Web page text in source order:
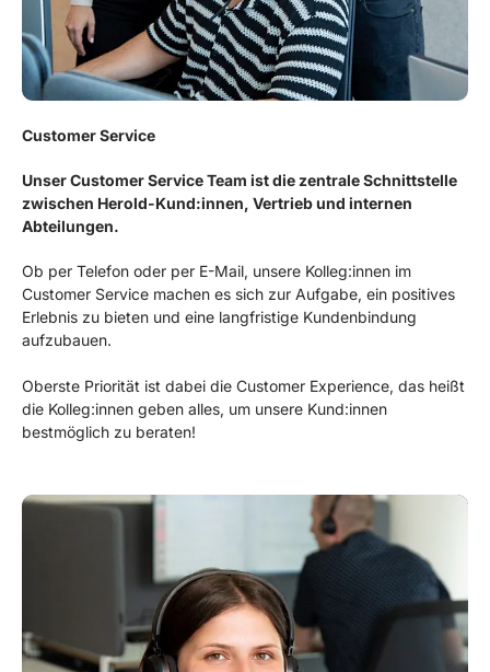
Customer Service
Unser Customer Service Team ist die zentrale Schnittstelle
zwischen Herold-Kund:innen, Vertrieb und internen
Abteilungen.
Ob per Telefon oder per E-Mail, unsere Kolleg:innen im
Customer Service machen es sich zur Aufgabe, ein positives
Erlebnis zu bieten und eine langfristige Kundenbindung
aufzubauen.
Oberste Priorität ist dabei die Customer Experience, das heißt
die Kolleg:innen geben alles, um unsere Kund:innen
bestmöglich zu beraten!